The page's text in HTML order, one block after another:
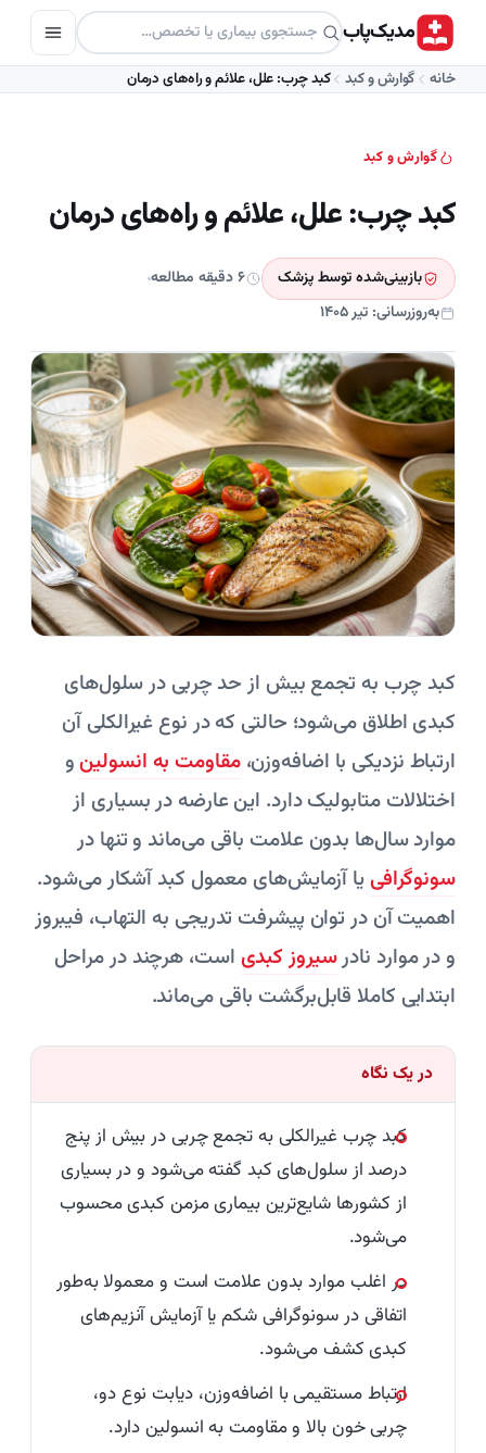
مدیک‌پاب
خانه گوارش و کبد کبد چرب: علل، علائم و راه‌های درمان
گوارش و کبد
کبد چرب: علل، علائم و راه‌های درمان
بازبینی‌شده توسط پزشک
۶ دقیقه مطالعه
به‌روزرسانی: تیر ۱۴۰۵
کبد چرب به تجمع بیش از حد چربی در سلول‌های
کبدی اطلاق می‌شود؛ حالتی که در نوع غیرالکلی آن
ارتباط نزدیکی با اضافه‌وزن،مقاومت به انسولینو
اختلالات متابولیک دارد. این عارضه در بسیاری از
موارد سال‌ها بدون علامت باقی می‌ماند و تنها در
سونوگرافی یا آزمایش‌های معمول کبد آشکار می‌شود.
اهمیت آن در توان پیشرفت تدریجی به التهاب، فیبروز
و در موارد نادرسیروز کبدی است، هرچند در مراحل
ابتدایی کاملا قابل‌برگشت باقی می‌ماند.
در یک نگاه
کبد چرب غیرالکلی به تجمع چربی در بیش از پنج
درصد از سلول‌های کبد گفته می‌شود و در بسیاری
از کشورها شایع‌ترین بیماری مزمن کبدی محسوب
می‌شود.
در اغلب موارد بدون علامت است و معمولا به‌طور
اتفاقی در سونوگرافی شکم یا آزمایش آنزیم‌های
کبدی کشف می‌شود.
ارتباط مستقیمی با اضافه‌وزن، دیابت نوع دو،
چربی خون بالا و مقاومت به انسولین دارد.